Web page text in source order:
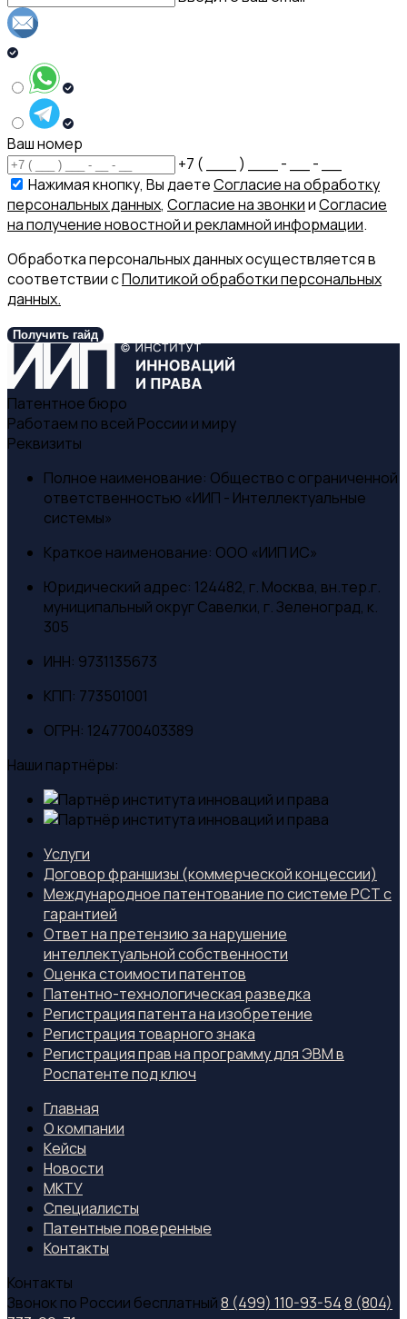
Ваш номер
+7 ( ___ ) ___ - __ - __
Нажимая кнопку, Вы даетеСогласие на обработку
персональных данных, Согласие на звонкииСогласие
на получение новостной и рекламной информации.
Обработка персональных данных осуществляется в
соответствии сПолитикой обработки персональных
данных.
Получить гайд
Патентное бюро
Работаем по всей России и миру
Реквизиты
Полное наименование: Общество с ограниченной
ответственностью «ИИП - Интеллектуальные
системы»
Краткое наименование: ООО «ИИП ИС»
Юридический адрес: 124482, г. Москва, вн.тер.г.
муниципальный округ Савелки, г. Зеленоград, к.
305
ИНН: 9731135673
КПП: 773501001
ОГРН: 1247700403389
Наши партнёры:
Услуги
Договор франшизы (коммерческой концессии)
Международное патентование по системе PCT с
гарантией
Ответ на претензию за нарушение
интеллектуальной собственности
Оценка стоимости патентов
Патентно-технологическая разведка
Регистрация патента на изобретение
Регистрация товарного знака
Регистрация прав на программу для ЭВМ в
Роспатенте под ключ
Главная
О компании
Кейсы
Новости
МКТУ
Специалиcты
Патентные поверенные
Контакты
Контакты
Звонок по России бесплатный8 (499) 110-93-548 (804)